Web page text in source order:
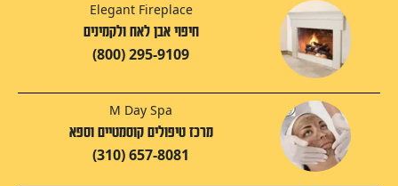
Elegant Fireplace
חיפוי אבן לאח ולקמינים
(800) 295-9109
M Day Spa
מרכז טיפולים קוסמטיים וספא
(310) 657-8081